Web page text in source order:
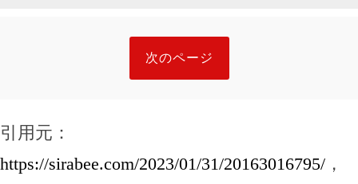
次のページ
引用元：
https://sirabee.com/2023/01/31/20163016795/ ，